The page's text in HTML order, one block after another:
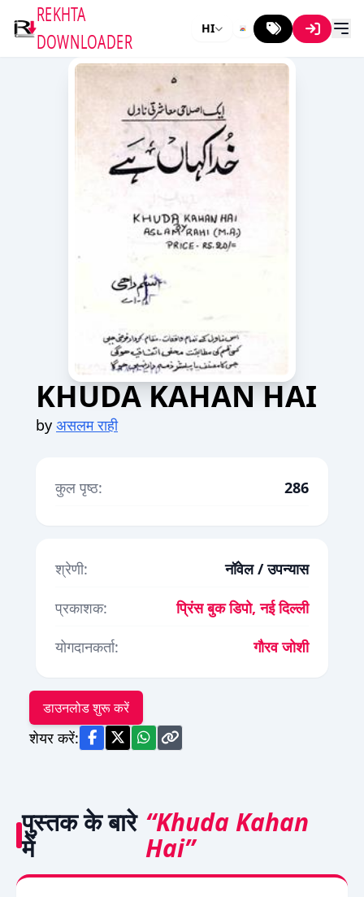
REKHTA
DOWNLOADER
HI
KHUDA KAHAN HAI
by असलम राही
कुल पृष्ठ: 286
श्रेणी:
नॉवेल / उपन्यास
प्रकाशक:
प्रिंस बुक डिपो, नई दिल्ली
योगदानकर्ता:
गौरव जोशी
डाउनलोड शुरू करें
शेयर करें:
पुस्तक के बारे
में
“Khuda Kahan
Hai”